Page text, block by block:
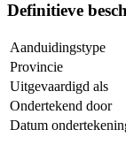
Definitieve
Aanduidingstype
Provincie
Uitgevaardigd als
Ondertekend door
Datum